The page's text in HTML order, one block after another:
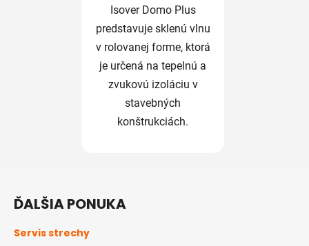
Isover Domo Plus
predstavuje sklenú vlnu
v rolovanej forme, ktorá
je určená na tepelnú a
zvukovú izoláciu v
stavebných
konštrukciách.
ĎALŠIA PONUKA
Servis strechy